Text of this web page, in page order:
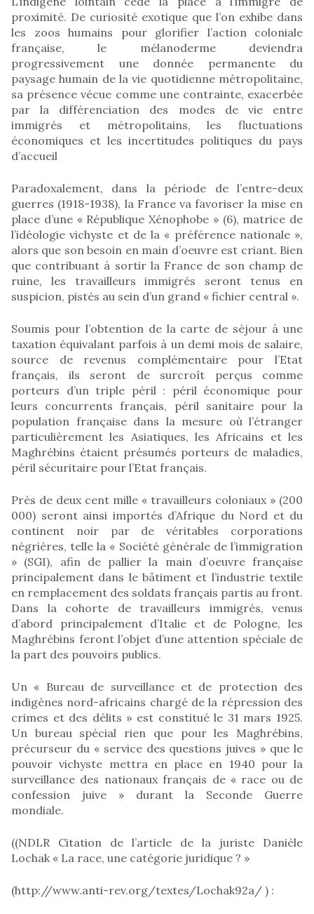
proximité. De curiosité exotique que l’on exhibe dans
les zoos humains pour glorifier l’action coloniale
française, le mélanoderme deviendra
progressivement une donnée permanente du
paysage humain de la vie quotidienne métropolitaine,
sa présence vécue comme une contrainte, exacerbée
par la différenciation des modes de vie entre
immigrés et métropolitains, les fluctuations
économiques et les incertitudes politiques du pays
d’accueil
Paradoxalement, dans la période de l’entre-deux
guerres (1918-1938), la France va favoriser la mise en
place d’une « République Xénophobe » (6), matrice de
l’idéologie vichyste et de la « préférence nationale »,
alors que son besoin en main d’oeuvre est criant. Bien
que contribuant à sortir la France de son champ de
ruine, les travailleurs immigrés seront tenus en
suspicion, pistés au sein d’un grand « fichier central ».
Soumis pour l’obtention de la carte de séjour à une
taxation équivalant parfois à un demi mois de salaire,
source de revenus complémentaire pour l’Etat
français, ils seront de surcroît perçus comme
porteurs d’un triple péril : péril économique pour
leurs concurrents français, péril sanitaire pour la
population française dans la mesure où l’étranger
particulièrement les Asiatiques, les Africains et les
Maghrébins étaient présumés porteurs de maladies,
péril sécuritaire pour l’Etat français.
Près de deux cent mille « travailleurs coloniaux » (200
000) seront ainsi importés d’Afrique du Nord et du
continent noir par de véritables corporations
négrières, telle la « Société générale de l’immigration
» (SGI), afin de pallier la main d’oeuvre française
principalement dans le bâtiment et l’industrie textile
en remplacement des soldats français partis au front.
Dans la cohorte de travailleurs immigrés, venus
d’abord principalement d’Italie et de Pologne, les
Maghrébins feront l’objet d’une attention spéciale de
la part des pouvoirs publics.
Un « Bureau de surveillance et de protection des
indigènes nord-africains chargé de la répression des
crimes et des délits » est constitué le 31 mars 1925.
Un bureau spécial rien que pour les Maghrébins,
précurseur du « service des questions juives » que le
pouvoir vichyste mettra en place en 1940 pour la
surveillance des nationaux français de « race ou de
confession juive » durant la Seconde Guerre
mondiale.
((NDLR Citation de l’article de la juriste Danièle
Lochak « La race, une catégorie juridique ? »
(http://www.anti-rev.org/textes/Lochak92a/ ) :